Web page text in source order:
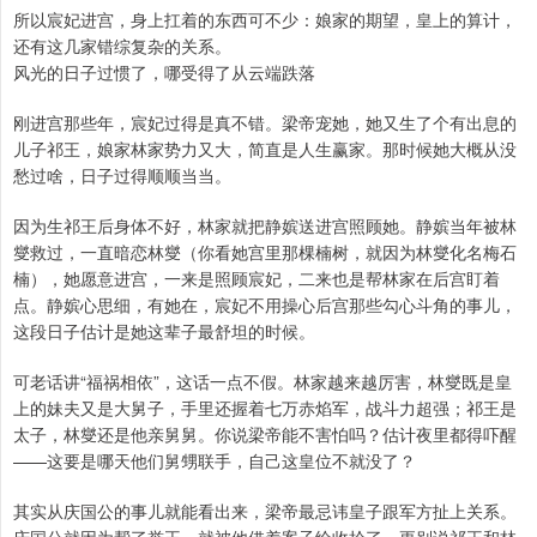
所以宸妃进宫，身上扛着的东西可不少：娘家的期望，皇上的算计，
还有这几家错综复杂的关系。
风光的日子过惯了，哪受得了从云端跌落
刚进宫那些年，宸妃过得是真不错。梁帝宠她，她又生了个有出息的
儿子祁王，娘家林家势力又大，简直是人生赢家。那时候她大概从没
愁过啥，日子过得顺顺当当。
因为生祁王后身体不好，林家就把静嫔送进宫照顾她。静嫔当年被林
燮救过，一直暗恋林燮（你看她宫里那棵楠树，就因为林燮化名梅石
楠），她愿意进宫，一来是照顾宸妃，二来也是帮林家在后宫盯着
点。静嫔心思细，有她在，宸妃不用操心后宫那些勾心斗角的事儿，
这段日子估计是她这辈子最舒坦的时候。
可老话讲“福祸相依”，这话一点不假。林家越来越厉害，林燮既是皇
上的妹夫又是大舅子，手里还握着七万赤焰军，战斗力超强；祁王是
太子，林燮还是他亲舅舅。你说梁帝能不害怕吗？估计夜里都得吓醒
——这要是哪天他们舅甥联手，自己这皇位不就没了？
其实从庆国公的事儿就能看出来，梁帝最忌讳皇子跟军方扯上关系。